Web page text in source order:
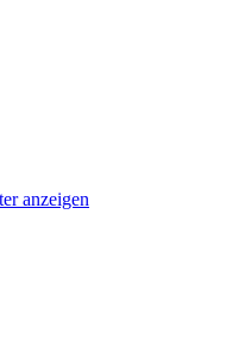
anzeigen